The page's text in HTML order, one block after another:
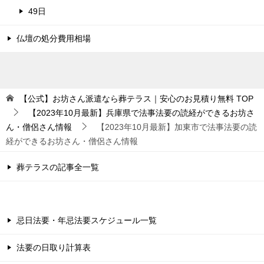
49日
仏壇の処分費用相場
【公式】お坊さん派遣なら葬テラス｜安心のお見積り無料 TOP
【2023年10月最新】兵庫県で法事法要の読経ができるお坊さ
ん・僧侶さん情報
【2023年10月最新】加東市で法事法要の読
経ができるお坊さん・僧侶さん情報
葬テラスの記事全一覧
忌日法要・年忌法要スケジュール一覧
法要の日取り計算表